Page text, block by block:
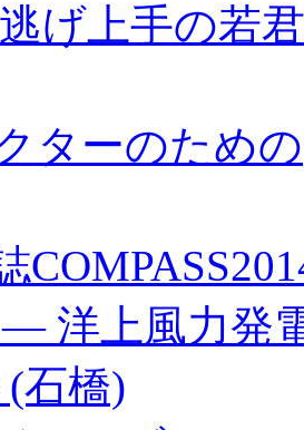
逃げ上手の若
ターのための
洋上風力発
石橋)